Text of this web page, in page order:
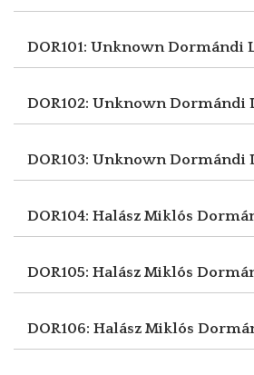
DOR101: UnknownDormándi
DOR102: UnknownDormándi
DOR103: UnknownDormándi
DOR104: Halász Miklós
DOR105: Halász Miklós
DOR106: Halász Miklós